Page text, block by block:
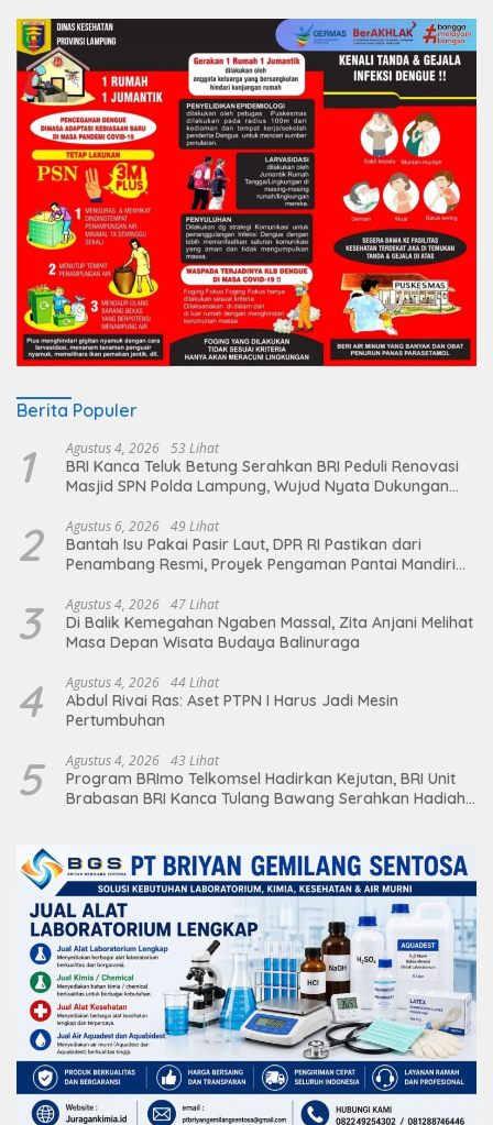
Berita Populer
1 Agustus 4, 2026 53 Lihat
BRI Kanca Teluk Betung Serahkan BRI Peduli Renovasi
Masjid SPN Polda Lampung, Wujud Nyata Dukungan
2 Agustus 6, 2026 49 Lihat
Bantah Isu Pakai Pasir Laut, DPR RI Pastikan dari
Penambang Resmi, Proyek Pengaman Pantai Mandiri
3 Agustus 4, 2026 47 Lihat
Di Balik Kemegahan Ngaben Massal, Zita Anjani Melihat
Masa Depan Wisata Budaya Balinuraga
4 Agustus 4, 2026 44 Lihat
Abdul Rivai Ras: Aset PTPN I Harus Jadi Mesin
Pertumbuhan
5 Agustus 4, 2026 43 Lihat
Program BRImo Telkomsel Hadirkan Kejutan, BRI Unit
Brabasan BRI Kanca Tulang Bawang Serahkan Hadiah